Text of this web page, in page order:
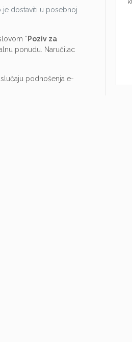
je dostaviti u posebnoj
“ Poziv za
ponudu. Naručilac
podnošenja e-